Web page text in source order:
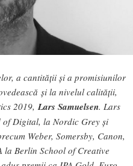
a cantității și a promisiunilor
și la nivelul calității,
2019,Lars Samuelsen. Lars
of Digital, la Nordic Grey și
Weber, Somersby, Canon,
la Berlin School of Creative